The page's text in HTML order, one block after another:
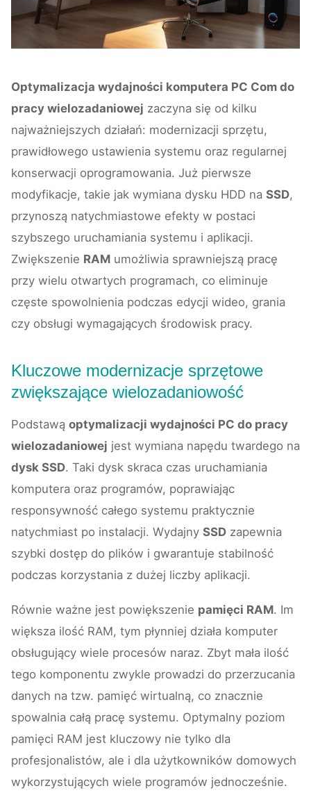
Optymalizacja wydajności komputera PC Com do
pracy wielozadaniowej zaczyna się od kilku
najważniejszych działań: modernizacji sprzętu,
prawidłowego ustawienia systemu oraz regularnej
konserwacji oprogramowania. Już pierwsze
modyfikacje, takie jak wymiana dysku HDD na SSD,
przynoszą natychmiastowe efekty w postaci
szybszego uruchamiania systemu i aplikacji.
Zwiększenie RAM umożliwia sprawniejszą pracę
przy wielu otwartych programach, co eliminuje
częste spowolnienia podczas edycji wideo, grania
czy obsługi wymagających środowisk pracy.
Kluczowe modernizacje sprzętowe
zwiększające wielozadaniowość
Podstawą optymalizacji wydajności PC do pracy
wielozadaniowej jest wymiana napędu twardego na
dysk SSD. Taki dysk skraca czas uruchamiania
komputera oraz programów, poprawiając
responsywność całego systemu praktycznie
natychmiast po instalacji. Wydajny SSD zapewnia
szybki dostęp do plików i gwarantuje stabilność
podczas korzystania z dużej liczby aplikacji.
Równie ważne jest powiększenie pamięci RAM. Im
większa ilość RAM, tym płynniej działa komputer
obsługujący wiele procesów naraz. Zbyt mała ilość
tego komponentu zwykle prowadzi do przerzucania
danych na tzw. pamięć wirtualną, co znacznie
spowalnia całą pracę systemu. Optymalny poziom
pamięci RAM jest kluczowy nie tylko dla
profesjonalistów, ale i dla użytkowników domowych
wykorzystujących wiele programów jednocześnie.